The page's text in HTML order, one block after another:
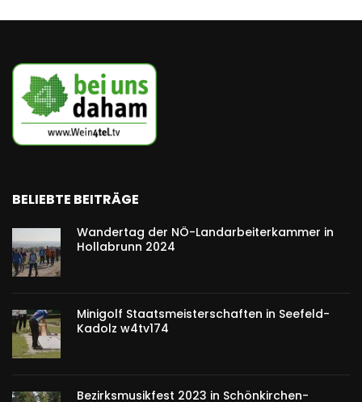
BELIEBTE BEITRÄGE
Wandertag der NÖ-Landarbeiterkammer in
Hollabrunn 2024
Minigolf Staatsmeisterschaften in Seefeld-
Kadolz w4tv174
Bezirksmusikfest 2023 in Schönkirchen-